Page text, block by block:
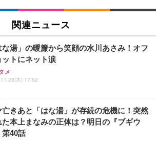
関連ニュース
な湯」の暖簾から笑顔の水川あさみ！オフ
ットにネット涙
メ
木) 17:52
亡きあと「はな湯」が存続の危機に！突然
本上まなみの正体は？明日の『ブギウ
第40話